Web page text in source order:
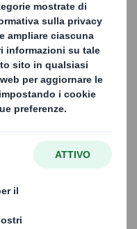
un anno
Ellen